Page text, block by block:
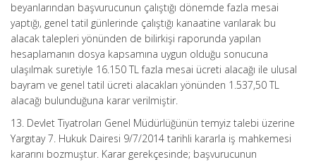
beyanlarından başvurucunun çalıştığı dönemde fazla mesai
yaptığı, genel tatil günlerinde çalıştığı kanaatine varılarak bu
alacak talepleri yönünden de bilirkişi raporunda yapılan
hesaplamanın dosya kapsamına uygun olduğu sonucuna
ulaşılmak suretiyle 16.150 TL fazla mesai ücreti alacağı ile ulusal
bayram ve genel tatil ücreti alacakları yönünden 1.537,50 TL
alacağı bulunduğuna karar verilmiştir.
13. Devlet Tiyatroları Genel Müdürlüğünün temyiz talebi üzerine
Yargıtay 7. Hukuk Dairesi 9/7/2014 tarihli kararla iş mahkemesi
kararını bozmuştur. Karar gerekçesinde; başvurucunun